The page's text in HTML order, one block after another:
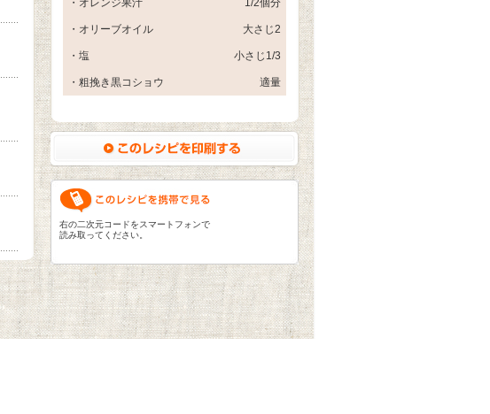
・オリーブオイル 大さじ2
・塩 小さじ1/3
・粗挽き黒コショウ 適量
右の二次元コードをスマートフォンで
読み取ってください。